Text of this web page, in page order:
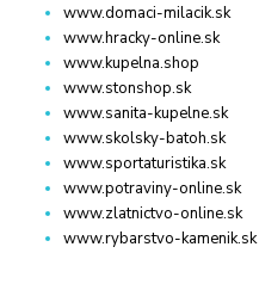
www.domaci-milacik.sk
www.hracky-online.sk
www.kupelna.shop
www.stonshop.sk
www.sanita-kupelne.sk
www.skolsky-batoh.sk
www.sportaturistika.sk
www.potraviny-online.sk
www.zlatnictvo-online.sk
www.rybarstvo-kamenik.sk